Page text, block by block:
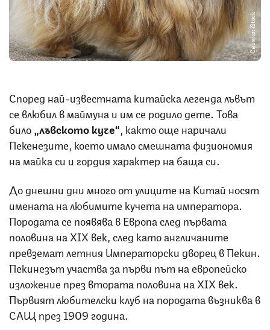
Снимка: iStock
Според най-известната китайска легенда лъвът
се влюбил в маймуна и им се родило дете. Това
било „лъвското куче“ , както още наричали
Пекенезите, което имало смешната физиономия
на майка си и гордия характер на баща си.
До днешни дни много от улиците на Китай носят
имената на любимите кучета на императора.
Породата се появява в Европа след първата
половина на XIX век, след като англичаните
превземат летния Императорски дворец в Пекин.
Пекинезът участва за първи път на европейско
изложение през втората половина на XIX век.
Първият любителски клуб на породата възниква в
САЩ през 1909 година.